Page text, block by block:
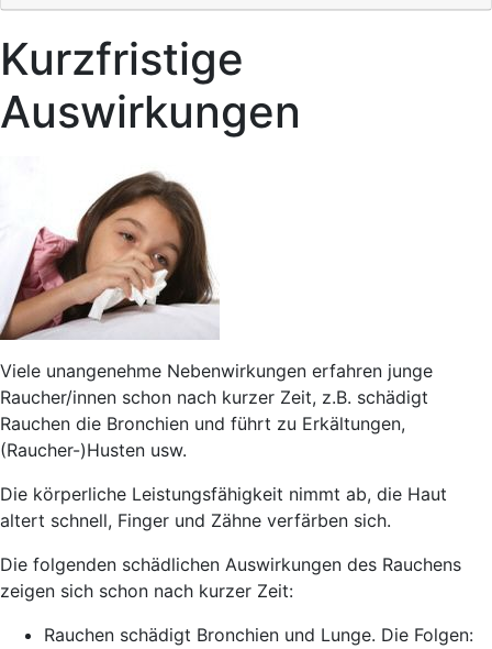
Kurzfristige
Auswirkungen
Viele unangenehme Nebenwirkungen erfahren junge
Raucher/innen schon nach kurzer Zeit, z.B. schädigt
Rauchen die Bronchien und führt zu Erkältungen,
(Raucher-)Husten usw.
Die körperliche Leistungsfähigkeit nimmt ab, die Haut
altert schnell, Finger und Zähne verfärben sich.
Die folgenden schädlichen Auswirkungen des Rauchens
zeigen sich schon nach kurzer Zeit:
Rauchen schädigt Bronchien und Lunge. Die Folgen: